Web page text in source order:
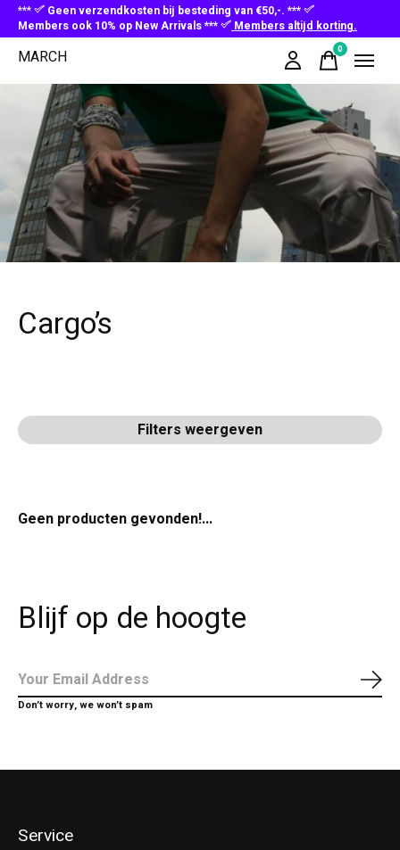
***
Geen verzendkosten bij besteding van €50,-. ***
Members ook 10% op New Arrivals ***
Members altijd korting.
MARCH 0items
Cargo’s
Filters weergeven
Geen producten gevonden!...
Blijf op de hoogte
Don’t worry, we won’t spam
Service